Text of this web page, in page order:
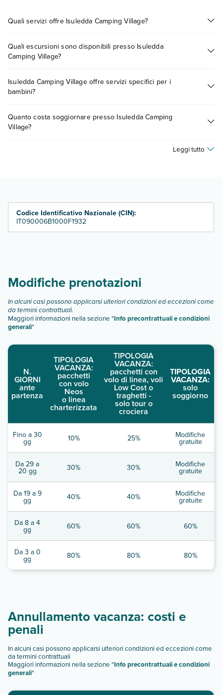
Quali servizi offre Isuledda Camping Village?
pagamento tra cui: wi-fi, ombrelloni in piscina.
Scopri tutti i dettagli nel paragrafo dedicato "
Quali escursioni sono disponibili presso Isuledda
Camping Village?
presso Isuledda Camping Village. Scoprile tutte nella
sezione
dedicata
Isuledda Camping Village offre servizi specifici per i
bambini?
inclusi o a pagamento, tra cui: piscina per bambini.
Scopri maggiori dettagli nel paragrafo dedicato "
Quanto costa soggiornare presso Isuledda Camping
Village?
vari fattori (per es. date, condizioni dell'hotel, ecc). PerLeggi tutto
Codice Identificativo Nazionale (CIN):
IT090006B1000F1932
Modifiche prenotazioni
In alcuni casi possono applicarsi ulteriori condizioni ed eccezioni come
da termini contrattuali.
Maggiori informazioni nella sezione "Info precontrattuali e condizioni
generali"
N.
GIORNI
ante
partenza
TIPOLOGIA
VACANZA:
pacchetti
con volo
Neos
o linea
charterizzata
TIPOLOGIA
VACANZA:
pacchetti con
volo di linea, voli
Low Cost o
traghetti -
solo tour o
crociera
TIPOLOGIA
VACANZA:
solo
soggiorno
Fino a 30
gg 10% 25% Modifiche
gratuite
Da 29 a
20 gg 30% 30% Modifiche
gratuite
Da 19 a 9
gg 40% 40% Modifiche
gratuite
Da 8 a 4
gg 60% 60% 60%
Da 3 a 0
gg 80% 80% 80%
Annullamento vacanza: costi e
penali
In alcuni casi possono applicarsi ulteriori condizioni ed eccezioni come
da termini contrattuali
Maggiori informazioni nella sezione "Info precontrattuali e condizioni
generali"